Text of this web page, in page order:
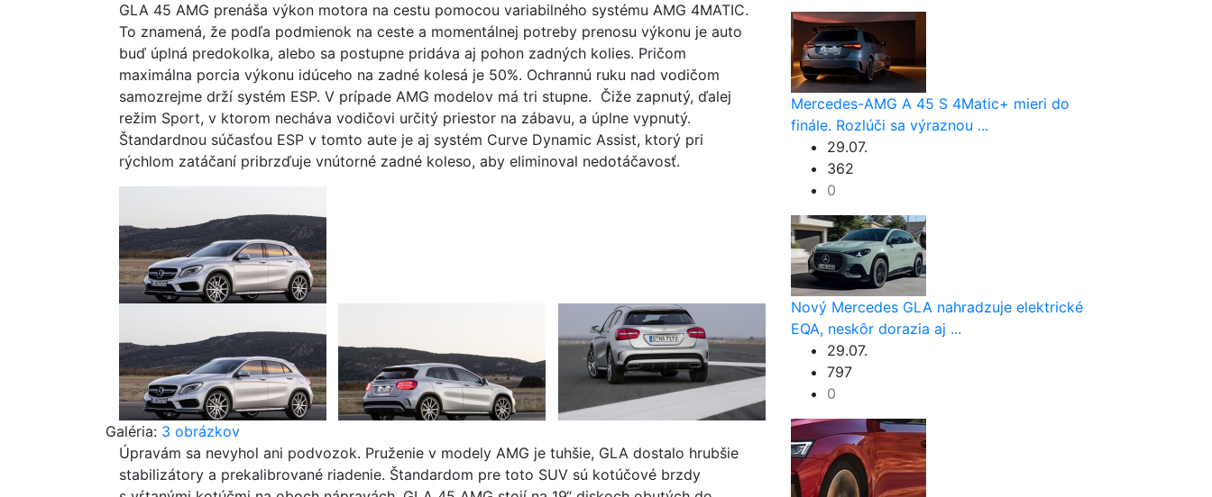
GLA 45 AMG prenáša výkon motora na cestu pomocou variabilného systému AMG 4MATIC.
To znamená, že podľa podmienok na ceste a momentálnej potreby prenosu výkonu je auto
buď úplná predokolka, alebo sa postupne pridáva aj pohon zadných kolies. Pričom
maximálna porcia výkonu idúceho na zadné kolesá je 50%. Ochrannú ruku nad vodičom
samozrejme drží systém ESP. V prípade AMG modelov má tri stupne. Čiže zapnutý, ďalej
režim Sport, v ktorom necháva vodičovi určitý priestor na zábavu, a úplne vypnutý.
Štandardnou súčasťou ESP v tomto aute je aj systém Curve Dynamic Assist, ktorý pri
rýchlom zatáčaní pribrzďuje vnútorné zadné koleso, aby eliminoval nedotáčavosť.
Galéria: 3 obrázkov
Úpravám sa nevyhol ani podvozok. Pruženie v modely AMG je tuhšie, GLA dostalo hrubšie
stabilizátory a prekalibrované riadenie. Štandardom pre toto SUV sú kotúčové brzdy
Mercedes-AMG A 45 S 4Matic+ mieri do
finále. Rozlúči sa výraznou ...
29.07.
362
0
Nový Mercedes GLA nahradzuje elektrické
EQA, neskôr dorazia aj ...
29.07.
797
0